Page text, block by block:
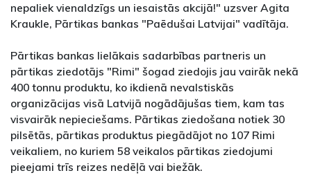
nepaliek vienaldzīgs un iesaistās akcijā!" uzsver Agita
Kraukle, Pārtikas bankas "Paēdušai Latvijai" vadītāja.
Pārtikas bankas lielākais sadarbības partneris un
pārtikas ziedotājs "Rimi" šogad ziedojis jau vairāk nekā
400 tonnu produktu, ko ikdienā nevalstiskās
organizācijas visā Latvijā nogādājušas tiem, kam tas
visvairāk nepieciešams. Pārtikas ziedošana notiek 30
pilsētās, pārtikas produktus piegādājot no 107 Rimi
veikaliem, no kuriem 58 veikalos pārtikas ziedojumi
pieejami trīs reizes nedēļā vai biežāk.